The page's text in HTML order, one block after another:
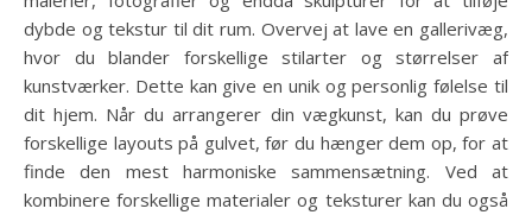
dybde og tekstur til dit rum. Overvej at lave en gallerivæg,
hvor du blander forskellige stilarter og størrelser af
kunstværker. Dette kan give en unik og personlig følelse til
dit hjem. Når du arrangerer din vægkunst, kan du prøve
forskellige layouts på gulvet, før du hænger dem op, for at
finde den mest harmoniske sammensætning. Ved at
kombinere forskellige materialer og teksturer kan du også